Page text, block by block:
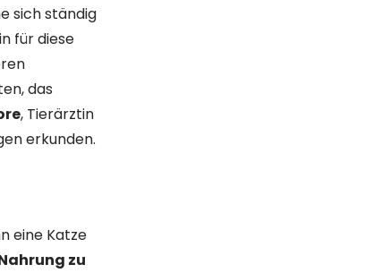
sich ständig
für diese
das
, Tierärztin
erkunden.
eine Katze
zu